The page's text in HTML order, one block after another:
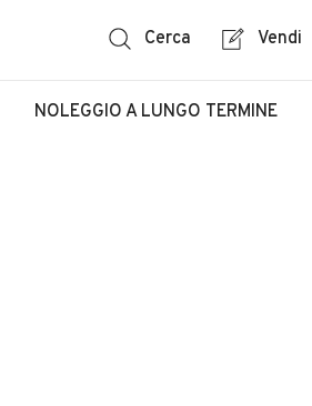
Cerca Vendi
NOLEGGIO A LUNGO TERMINE